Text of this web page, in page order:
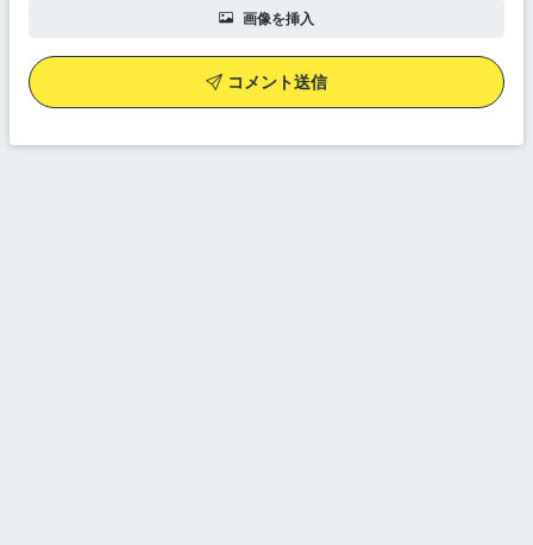
画像を挿入
コメント送信